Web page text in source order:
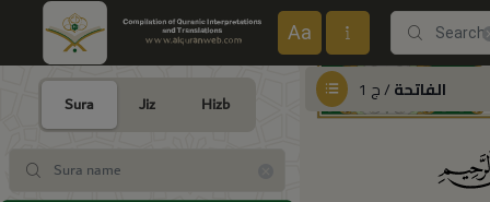
Aa
Sura Jiz Hizb
الفاتحة/ ج 1